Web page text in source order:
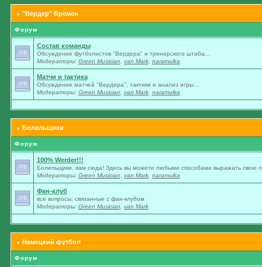
"Вердер" Бремен
Форум
Состав команды
Обсуждение футболистов "Вердера" и тренерского штаба...
Модераторы: Green Musician van Mark, naramulka
Матчи и тактика
Обсуждение матчей "Вердера", тактики и анализ игры...
Модераторы: Green Musician van Mark, naramulka
Болельщики
Форум
100% Werder!!!
Болельщики, вам сюда! Здесь вы можете любыми способами выражать свою
Модераторы: Green Musician van Mark, naramulka
Фан-клуб
все вопросы, связанные с фан-клубом
Модераторы: Green Musician van Mark
Немецкий футбол
Форум